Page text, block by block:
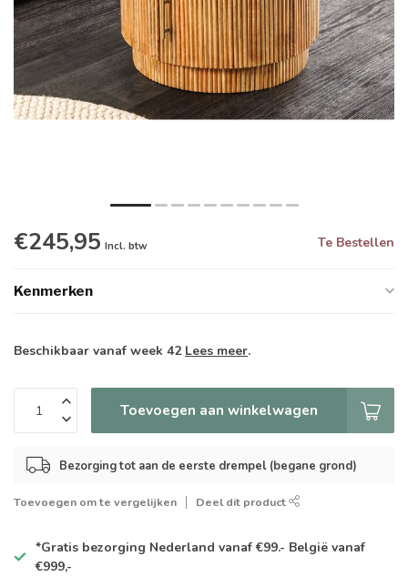
€245,95 Incl. btw Te Bestellen
Kenmerken
Beschikbaar vanaf week 42 Lees meer.
Toevoegen aan winkelwagen
Bezorging tot aan de eerste drempel (begane grond)
Toevoegen om te vergelijken Deel dit product
*Gratis bezorging Nederland vanaf €99.- België vanaf
€999,-